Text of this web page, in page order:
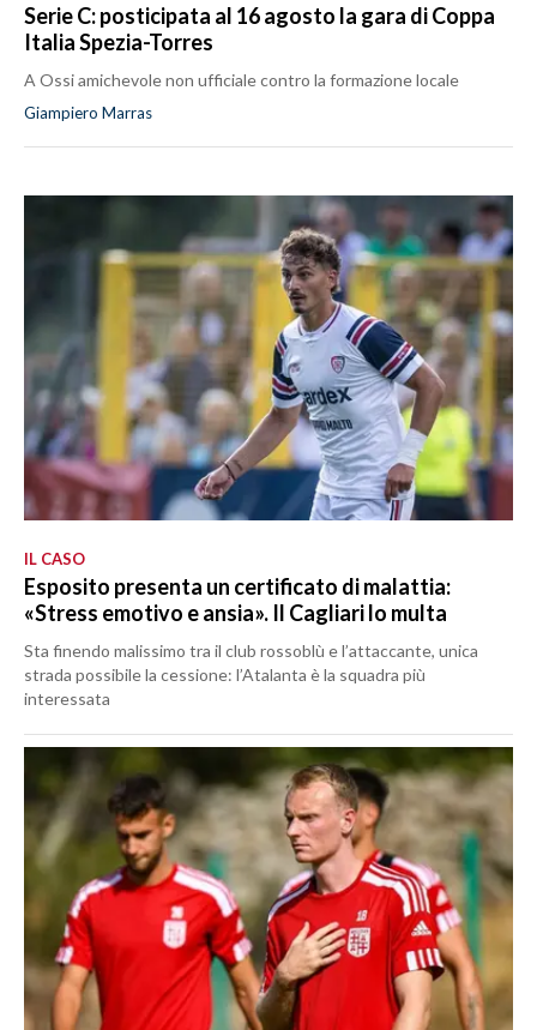
Serie C: posticipata al 16 agosto la gara di Coppa
Italia Spezia-Torres
A Ossi amichevole non ufficiale contro la formazione locale
Giampiero Marras
IL CASO
Esposito presenta un certificato di malattia:
«Stress emotivo e ansia». Il Cagliari lo multa
Sta finendo malissimo tra il club rossoblù e l’attaccante, unica
strada possibile la cessione: l’Atalanta è la squadra più
interessata